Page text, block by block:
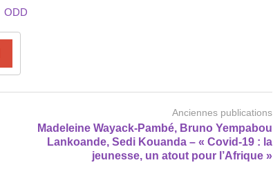
ODD
Anciennes publications
Madeleine Wayack-Pambé, Bruno Yempabou
Lankoande, Sedi Kouanda – « Covid-19 : la
jeunesse, un atout pour l’Afrique »